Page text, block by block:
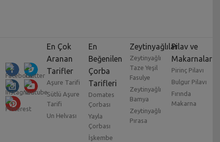
En Çok
Aranan
Tarifler
Aşure Tarifi
Sütlü Aşure
Tarifi
Un Helvası
En
Beğenilen
Çorba
Tarifleri
Domates
Çorbası
Yayla
Çorbası
İşkembe
Zeytinyağlılar
Zeytinyağlı
Taze Yeşil
Fasulye
Zeytinyağlı
Bamya
Zeytinyağlı
Pırasa
Pilav ve
Makarnalar
Pirinç Pilavı
Bulgur Pilavı
Fırında
Makarna